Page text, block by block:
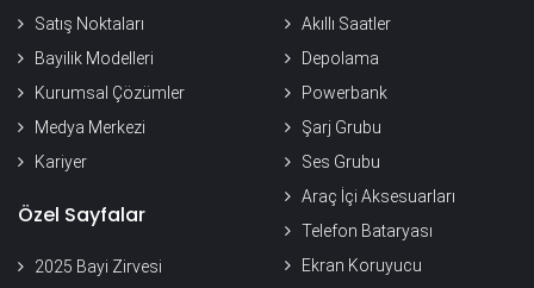
Satış Noktaları
Bayilik Modelleri
Kurumsal Çözümler
Medya Merkezi
Kariyer
Özel Sayfalar
2025 Bayi Zirvesi
Akıllı Saatler
Depolama
Powerbank
Şarj Grubu
Ses Grubu
Araç İçi Aksesuarları
Telefon Bataryası
Ekran Koruyucu